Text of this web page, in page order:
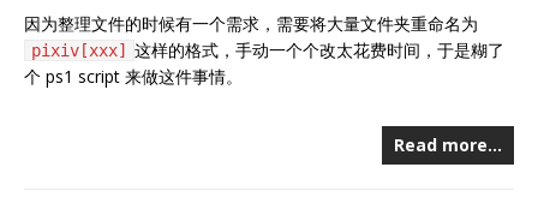
因为整理文件的时候有一个需求，需要将大量文件夹重命名为
pixiv[xxx]
这样的格式，手动一个个改太花费时间，于是糊了
个 ps1 script 来做这件事情。
Read more…